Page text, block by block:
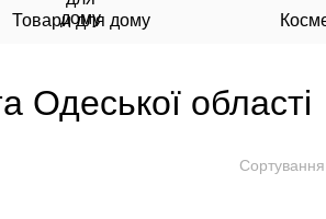
Товари для дому
Одеської області